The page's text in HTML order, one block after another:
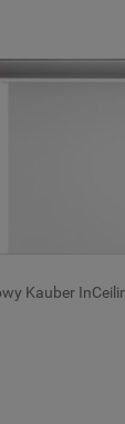
Kauber